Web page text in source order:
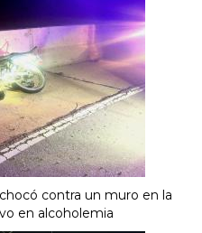
contra un muro en la
en alcoholemia